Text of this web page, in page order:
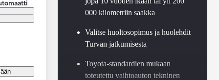
000 kilometriin saakka
Valitse huoltosopimus ja huolehdit
Turvan jatkumisesta
Toyota-standardien mukaan
toteutettu vaihtoauton tekninen